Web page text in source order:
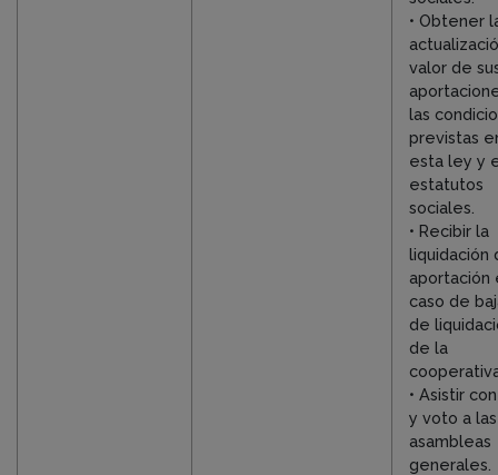
• Obtener
valor de
las
previstas
esta ley y
estatutos
sociales.
• Recibir la
liquidación
aportación
caso de
de
de la
• Asistir
y voto a las
asambleas
generales.